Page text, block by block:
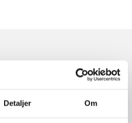
Detaljer Om
emner